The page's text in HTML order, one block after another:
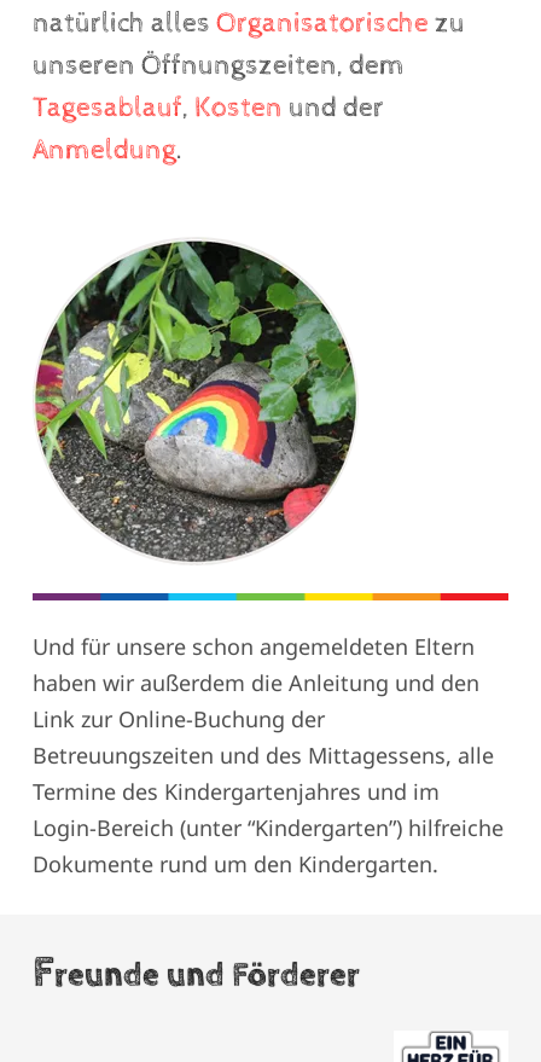
natürlich alles Organisatorische zu
unseren Öffnungszeiten, dem
Tagesablauf, Kosten und der
Anmeldung.
Und für unsere schon angemeldeten Eltern
haben wir außerdem die Anleitung und den
Link zur Online-Buchung der
Betreuungszeiten und des Mittagessens, alle
Termine des Kindergartenjahres und im
Login-Bereich (unter “Kindergarten”) hilfreiche
Dokumente rund um den Kindergarten.
Freunde und Förderer